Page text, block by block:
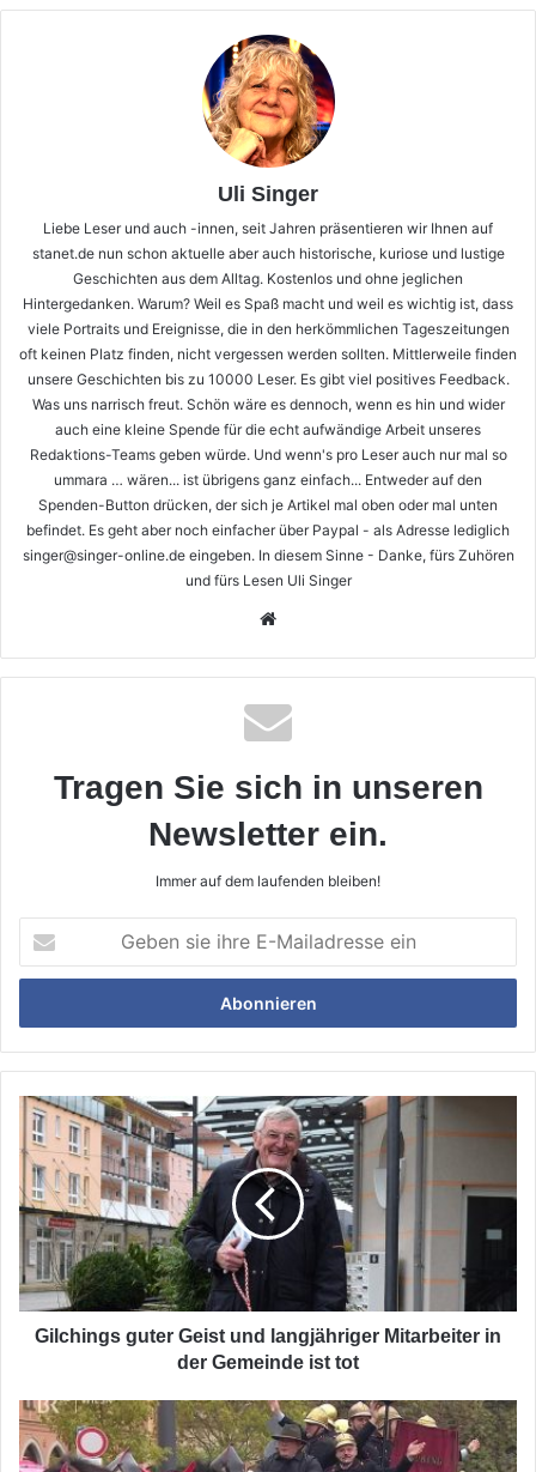
Uli Singer
Liebe Leser und auch -innen, seit Jahren präsentieren wir Ihnen auf
stanet.de nun schon aktuelle aber auch historische, kuriose und lustige
Geschichten aus dem Alltag. Kostenlos und ohne jeglichen
Hintergedanken. Warum? Weil es Spaß macht und weil es wichtig ist, dass
viele Portraits und Ereignisse, die in den herkömmlichen Tageszeitungen
oft keinen Platz finden, nicht vergessen werden sollten. Mittlerweile finden
unsere Geschichten bis zu 10000 Leser. Es gibt viel positives Feedback.
Was uns narrisch freut. Schön wäre es dennoch, wenn es hin und wider
auch eine kleine Spende für die echt aufwändige Arbeit unseres
Redaktions-Teams geben würde. Und wenn's pro Leser auch nur mal so
ummara … wären... ist übrigens ganz einfach... Entweder auf den
Spenden-Button drücken, der sich je Artikel mal oben oder mal unten
befindet. Es geht aber noch einfacher über Paypal - als Adresse lediglich
singer@singer-online.de eingeben. In diesem Sinne - Danke, fürs Zuhören
und fürs Lesen Uli Singer
Tragen Sie sich in unseren
Newsletter ein.
Immer auf dem laufenden bleiben!
sie
ihre
Mailadresse
ein
Gilchings
guter
Geist
und
langjähriger
Mitarbeiter
der
Gemeinde
Gilchings guter Geist und langjähriger Mitarbeiter in
der Gemeinde ist tot
A
bißerl
Wiesn